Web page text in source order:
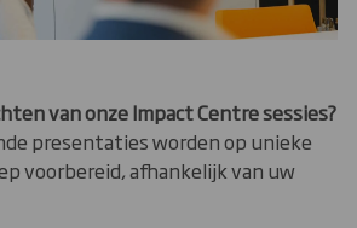
van onze Impact Centre sessies?
presentaties worden op unieke
voorbereid, afhankelijk van uw